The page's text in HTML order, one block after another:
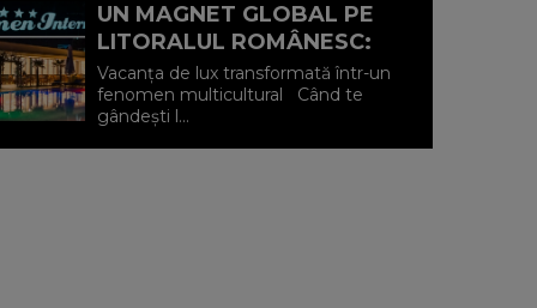
UN MAGNET GLOBAL PE
LITORALUL ROMÂNESC:
HOTEL CARMEN
INTERNATIONAL 5★ DIN
VENUS (P)
Vacanța de lux transformată într-un
fenomen multicultural Când te
gândești l...